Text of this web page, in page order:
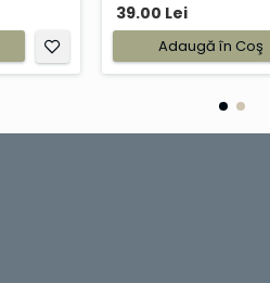
39.00 Lei
Adaugă în Coş